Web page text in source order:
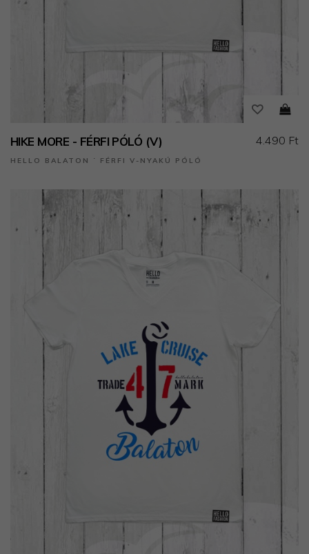
HIKE MORE - FÉRFI PÓLÓ (V)
HELLO BALATON ˙ FÉRFI V-NYAKÚ PÓLÓ
4.490 Ft